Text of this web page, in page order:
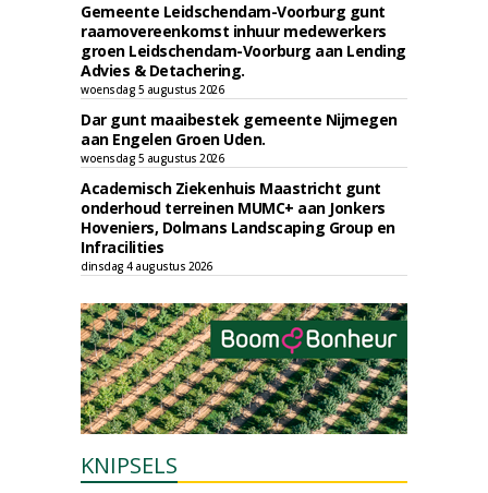
Gemeente Leidschendam-Voorburg gunt
raamovereenkomst inhuur medewerkers
groen Leidschendam-Voorburg aan Lending
Advies & Detachering.
woensdag 5 augustus 2026
Dar gunt maaibestek gemeente Nijmegen
aan Engelen Groen Uden.
woensdag 5 augustus 2026
Academisch Ziekenhuis Maastricht gunt
onderhoud terreinen MUMC+ aan Jonkers
Hoveniers, Dolmans Landscaping Group en
Infracilities
dinsdag 4 augustus 2026
KNIPSELS